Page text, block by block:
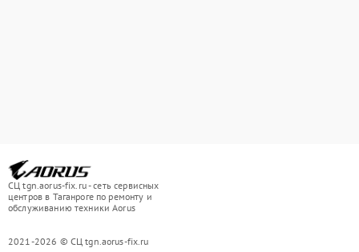
СЦ tgn.aorus-fix.ru - сеть сервисных
центров в Таганроге по ремонту и
обслуживанию техники Aorus
2021-2026 © СЦ tgn.aorus-fix.ru